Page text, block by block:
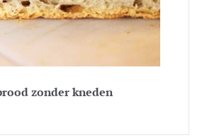
zonder kneden